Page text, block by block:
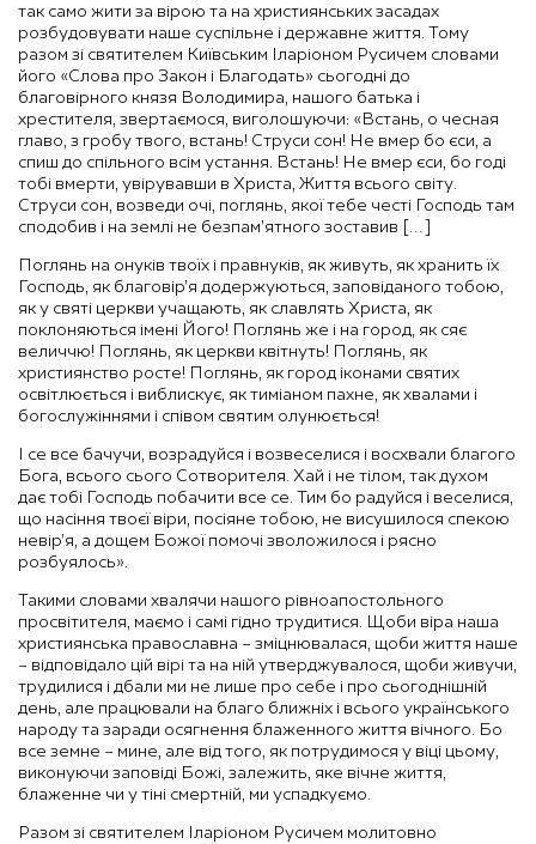
так само жити за вірою та на християнських засадах
розбудовувати наше суспільне і державне життя. Тому
разом зі святителем Київським Іларіоном Русичем словами
його «Слова про Закон і Благодать» сьогодні до
благовірного князя Володимира, нашого батька і
хрестителя, звертаємося, виголошуючи: «Встань, о чесная
главо, з гробу твого, встань! Струси сон! Не вмер бо єси, а
спиш до спільного всім устання. Встань! Не вмер єси, бо годі
тобі вмерти, увірувавши в Христа, Життя всього світу.
Струси сон, возведи очі, поглянь, якої тебе честі Господь там
сподобив і на землі не безпам’ятного зоставив […]
Поглянь на онуків твоїх і правнуків, як живуть, як хранить їх
Господь, як благовір’я додержуються, заповіданого тобою,
як у святі церкви учащають, як славлять Христа, як
поклоняються імені Його! Поглянь же і на город, як сяє
величчю! Поглянь, як церкви квітнуть! Поглянь, як
християнство росте! Поглянь, як город іконами святих
освітлюється і виблискує, як тиміаном пахне, як хвалами і
богослужіннями і співом святим олунюється!
І се все бачучи, возрадуйся і возвеселися і восхвали благого
Бога, всього сього Сотворителя. Хай і не тілом, так духом
дає тобі Господь побачити все се. Тим бо радуйся і веселися,
що насіння твоєї віри, посіяне тобою, не висушилося спекою
невір’я, а дощем Божої помочі зволожилося і рясно
розбуялось».
Такими словами хвалячи нашого рівноапостольного
просвітителя, маємо і самі гідно трудитися. Щоби віра наша
християнська православна – зміцнювалася, щоби життя наше
– відповідало цій вірі та на ній утверджувалося, щоби живучи,
трудилися і дбали ми не лише про себе і про сьогоднішній
день, але працювали на благо ближніх і всього українського
народу та заради осягнення блаженного життя вічного. Бо
все земне – мине, але від того, як потрудимося у віці цьому,
виконуючи заповіді Божі, залежить, яке вічне життя,
блаженне чи у тіні смертній, ми успадкуємо.
Разом зі святителем Іларіоном Русичем молитовно